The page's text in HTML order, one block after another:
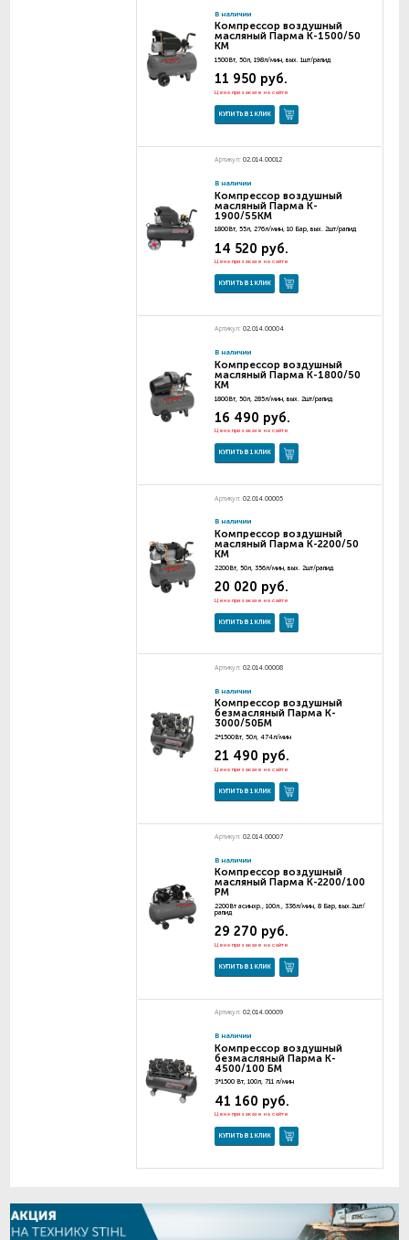
В наличии
Компрессор воздушный
масляный Парма K-1500/50
KM
1500Вт, 50л, 198л/мин, вых. 1шт/рапид
11 950 руб.
Цена при заказе на сайте
КУПИТЬ В 1 КЛИК
Артикул: 02.014.00012
В наличии
Компрессор воздушный
масляный Парма K-
1900/55KM
1800Вт, 55л, 276л/мин, 10 Бар, вых. 2шт/рапид
14 520 руб.
Цена при заказе на сайте
КУПИТЬ В 1 КЛИК
Артикул: 02.014.00004
В наличии
Компрессор воздушный
масляный Парма K-1800/50
KM
1800Вт, 50л, 285л/мин, вых. 2шт/рапид
16 490 руб.
Цена при заказе на сайте
КУПИТЬ В 1 КЛИК
Артикул: 02.014.00005
В наличии
Компрессор воздушный
масляный Парма K-2200/50
KM
2200Вт, 50л, 356л/мин, вых. 2шт/рапид
20 020 руб.
Цена при заказе на сайте
КУПИТЬ В 1 КЛИК
Артикул: 02.014.00008
В наличии
Компрессор воздушный
безмасляный Парма K-
3000/50БM
2*1500Вт, 50л, 474л/мин
21 490 руб.
Цена при заказе на сайте
КУПИТЬ В 1 КЛИК
Артикул: 02.014.00007
В наличии
Компрессор воздушный
масляный Парма K-2200/100
РМ
2200Вт асинхр., 100л., 336л/мин, 8 Бар, вых.2шт/
рапид
29 270 руб.
Цена при заказе на сайте
КУПИТЬ В 1 КЛИК
Артикул: 02.014.00009
В наличии
Компрессор воздушный
безмасляный Парма K-
4500/100 БМ
3*1500 Вт, 100л, 711 л/мин
41 160 руб.
Цена при заказе на сайте
КУПИТЬ В 1 КЛИК